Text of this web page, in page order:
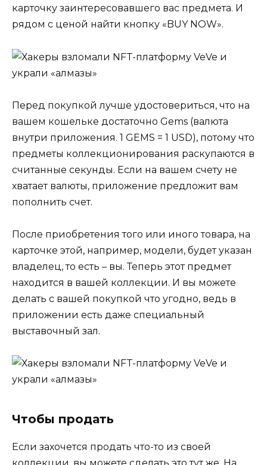
карточку заинтересовавшего вас предмета. И
рядом с ценой найти кнопку «BUY NOW».
Перед покупкой лучше удостовериться, что на
вашем кошельке достаточно Gems (валюта
внутри приложения. 1 GEMS = 1 USD), потому что
предметы коллекционирования раскупаются в
считанные секунды. Если на вашем счету не
хватает валюты, приложение предложит вам
пополнить счет.
После приобретения того или иного товара, на
карточке этой, например, модели, будет указан
владелец, то есть – вы. Теперь этот предмет
находится в вашей коллекции. И вы можете
делать с вашей покупкой что угодно, ведь в
приложении есть даже специальный
выставочный зал.
Чтобы продать
Если захочется продать что-то из своей